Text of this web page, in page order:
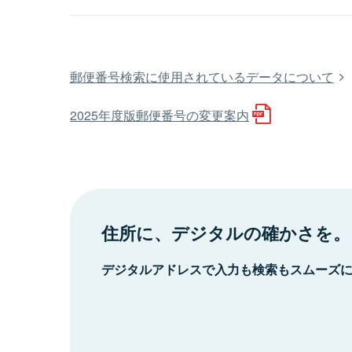
郵便番号検索に使用されているデータについて
2025年度版郵便番号の変更案内
住所に、デジタルの確かさを。
デジタルアドレスで入力も検索もスムーズ